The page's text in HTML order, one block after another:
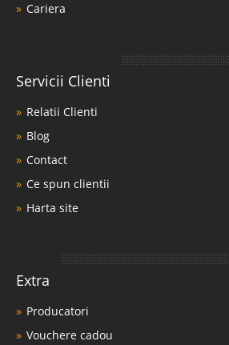
Cariera
Servicii Clienti
Relatii Clienti
Blog
Contact
Ce spun clientii
Harta site
Extra
Producatori
Vouchere cadou